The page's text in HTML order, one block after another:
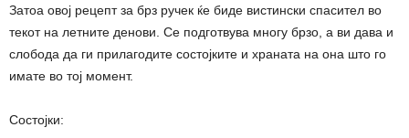
Затоа овој рецепт за брз ручек ќе биде вистински спасител во
текот на летните денови. Се подготвува многу брзо, а ви дава и
слобода да ги прилагодите состојките и храната на она што го
имате во тој момент.
Состојки: